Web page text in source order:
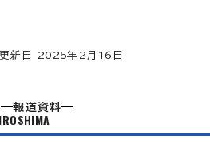
日 2025年2月 16 日
報道資料